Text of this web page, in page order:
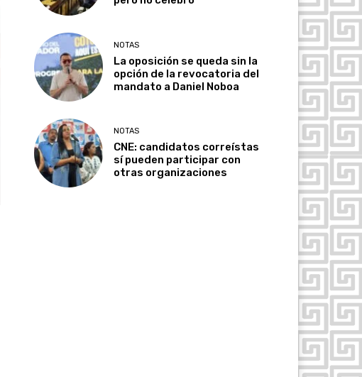
NOTAS
La oposición se queda sin la
opción de la revocatoria del
mandato a Daniel Noboa
NOTAS
CNE: candidatos correístas
sí pueden participar con
otras organizaciones